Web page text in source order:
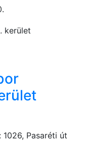
kerület
1026, Pasaréti út